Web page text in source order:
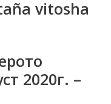
vitosha
2020г. –